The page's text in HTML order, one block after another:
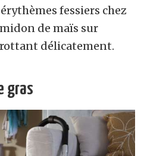
fessiers chez
de maïs sur
délicatement.
gras